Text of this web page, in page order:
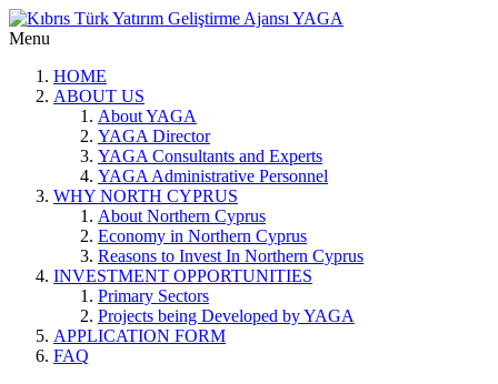
Menu
HOME
ABOUT US
About YAGA
YAGA Director
YAGA Consultants and Experts
YAGA Administrative Personnel
WHY NORTH CYPRUS
About Northern Cyprus
Economy in Northern Cyprus
Reasons to Invest In Northern Cyprus
INVESTMENT OPPORTUNITIES
Primary Sectors
Projects being Developed by YAGA
APPLICATION FORM
FAQ